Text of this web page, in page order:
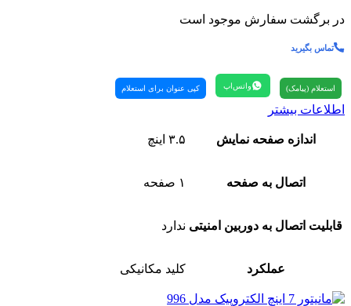
در برگشت سفارش موجود است
تماس بگیرید
استعلام (پیامک) واتس‌اپ کپی عنوان برای استعلام
اطلاعات بیشتر
اندازه صفحه نمایش ۳.۵ اینچ
اتصال به صفحه ۱ صفحه
قابلیت اتصال به دوربین امنیتی ندارد
عملکرد کلید مکانیکی